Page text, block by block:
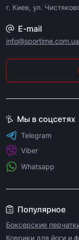
г. Киев, ул.
E-mail
info@sportime.com.ua
Популярное
Боксерские
Коврики для йоги и
Мы в соцсетях
Telegram
Viber
Whatsapp